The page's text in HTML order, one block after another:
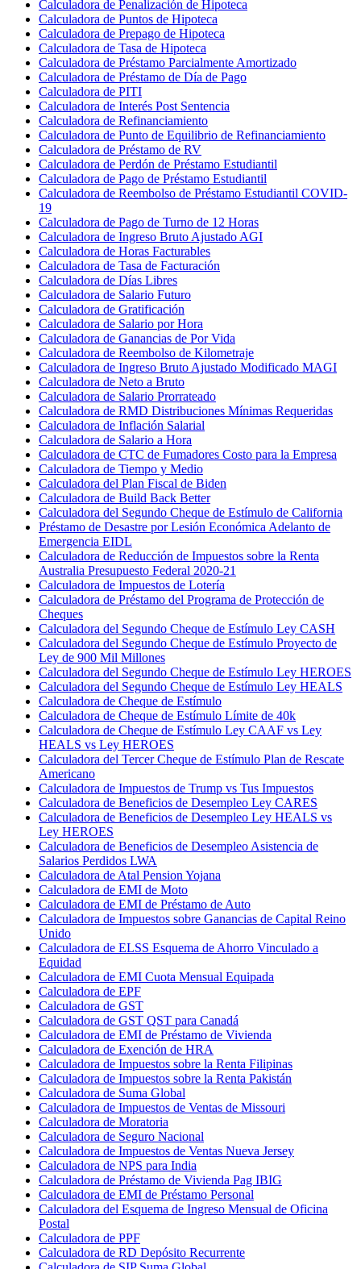
Calculadora de Penalización de Hipoteca
Calculadora de Puntos de Hipoteca
Calculadora de Prepago de Hipoteca
Calculadora de Tasa de Hipoteca
Calculadora de Préstamo Parcialmente Amortizado
Calculadora de Préstamo de Día de Pago
Calculadora de PITI
Calculadora de Interés Post Sentencia
Calculadora de Refinanciamiento
Calculadora de Punto de Equilibrio de Refinanciamiento
Calculadora de Préstamo de RV
Calculadora de Perdón de Préstamo Estudiantil
Calculadora de Pago de Préstamo Estudiantil
Calculadora de Reembolso de Préstamo Estudiantil COVID-
19
Calculadora de Pago de Turno de 12 Horas
Calculadora de Ingreso Bruto Ajustado AGI
Calculadora de Horas Facturables
Calculadora de Tasa de Facturación
Calculadora de Días Libres
Calculadora de Salario Futuro
Calculadora de Gratificación
Calculadora de Salario por Hora
Calculadora de Ganancias de Por Vida
Calculadora de Reembolso de Kilometraje
Calculadora de Ingreso Bruto Ajustado Modificado MAGI
Calculadora de Neto a Bruto
Calculadora de Salario Prorrateado
Calculadora de RMD Distribuciones Mínimas Requeridas
Calculadora de Inflación Salarial
Calculadora de Salario a Hora
Calculadora de CTC de Fumadores Costo para la Empresa
Calculadora de Tiempo y Medio
Calculadora del Plan Fiscal de Biden
Calculadora de Build Back Better
Calculadora del Segundo Cheque de Estímulo de California
Préstamo de Desastre por Lesión Económica Adelanto de
Emergencia EIDL
Calculadora de Reducción de Impuestos sobre la Renta
Australia Presupuesto Federal 2020-21
Calculadora de Impuestos de Lotería
Calculadora de Préstamo del Programa de Protección de
Cheques
Calculadora del Segundo Cheque de Estímulo Ley CASH
Calculadora del Segundo Cheque de Estímulo Proyecto de
Ley de 900 Mil Millones
Calculadora del Segundo Cheque de Estímulo Ley HEROES
Calculadora del Segundo Cheque de Estímulo Ley HEALS
Calculadora de Cheque de Estímulo
Calculadora de Cheque de Estímulo Límite de 40k
Calculadora de Cheque de Estímulo Ley CAAF vs Ley
HEALS vs Ley HEROES
Calculadora del Tercer Cheque de Estímulo Plan de Rescate
Americano
Calculadora de Impuestos de Trump vs Tus Impuestos
Calculadora de Beneficios de Desempleo Ley CARES
Calculadora de Beneficios de Desempleo Ley HEALS vs
Ley HEROES
Calculadora de Beneficios de Desempleo Asistencia de
Salarios Perdidos LWA
Calculadora de Atal Pension Yojana
Calculadora de EMI de Moto
Calculadora de EMI de Préstamo de Auto
Calculadora de Impuestos sobre Ganancias de Capital Reino
Unido
Calculadora de ELSS Esquema de Ahorro Vinculado a
Equidad
Calculadora de EMI Cuota Mensual Equipada
Calculadora de EPF
Calculadora de GST
Calculadora de GST QST para Canadá
Calculadora de EMI de Préstamo de Vivienda
Calculadora de Exención de HRA
Calculadora de Impuestos sobre la Renta Filipinas
Calculadora de Impuestos sobre la Renta Pakistán
Calculadora de Suma Global
Calculadora de Impuestos de Ventas de Missouri
Calculadora de Moratoria
Calculadora de Seguro Nacional
Calculadora de Impuestos de Ventas Nueva Jersey
Calculadora de NPS para India
Calculadora de Préstamo de Vivienda Pag IBIG
Calculadora de EMI de Préstamo Personal
Calculadora del Esquema de Ingreso Mensual de Oficina
Postal
Calculadora de PPF
Calculadora de RD Depósito Recurrente